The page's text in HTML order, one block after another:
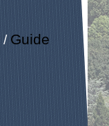
/ Guide